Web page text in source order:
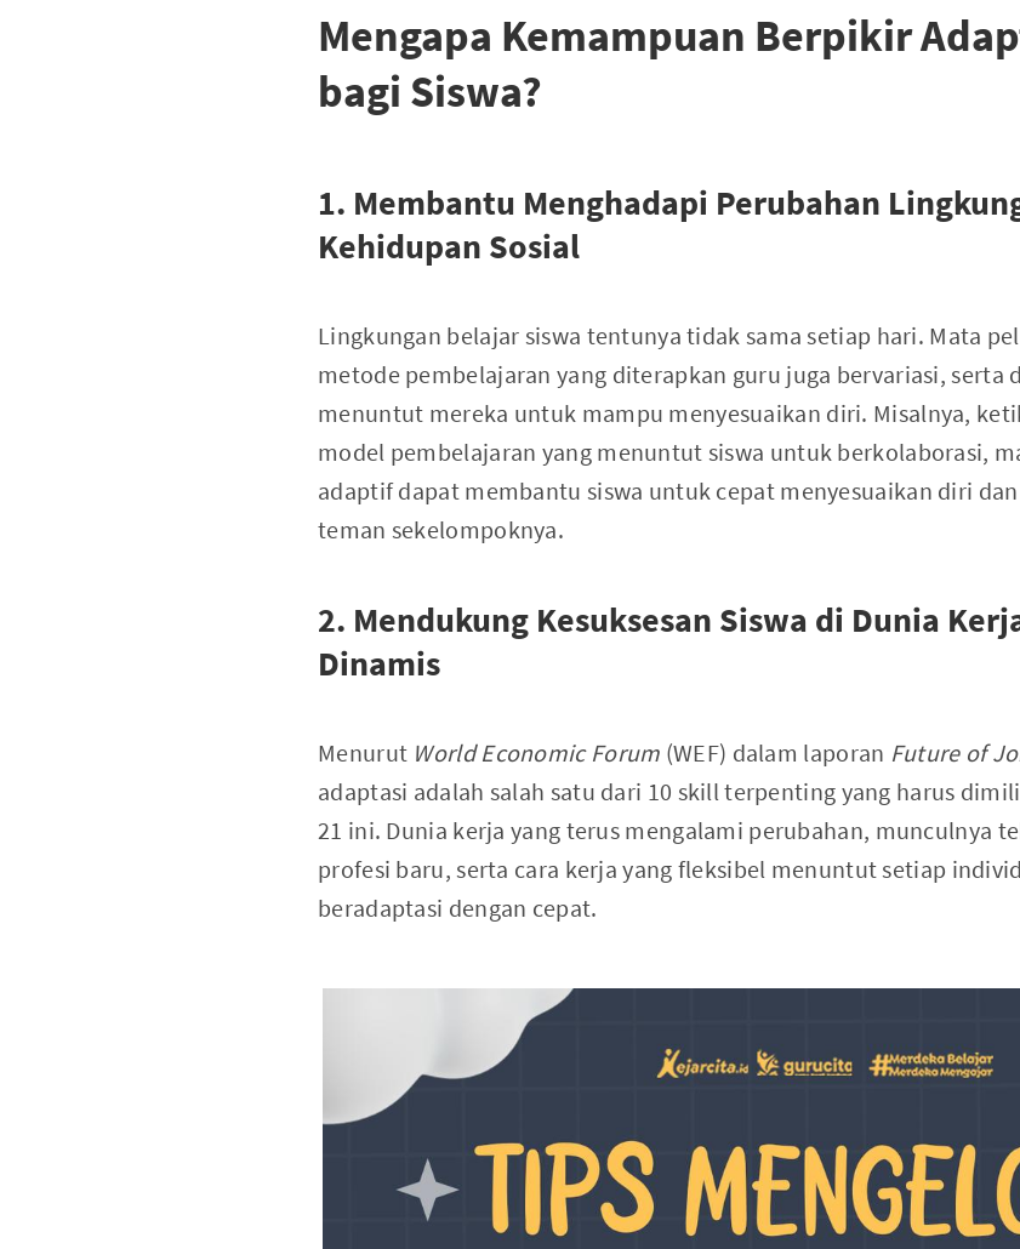
Mengapa Kemampuan Berpikir
bagi Siswa?
1. Membantu Menghadapi Perubahan
Kehidupan Sosial
Lingkungan belajar siswa tentunya tidak sama setiap hari. Mata
metode pembelajaran yang diterapkan guru juga bervariasi, serta
menuntut mereka untuk mampu menyesuaikan diri. Misalnya,
model pembelajaran yang menuntut siswa untuk berkolaborasi,
adaptif dapat membantu siswa untuk cepat menyesuaikan diri
teman sekelompoknya.
2. Mendukung Kesuksesan Siswa di Dunia
Dinamis
Menurut World Economic Forum (WEF) dalam laporan Future of
adaptasi adalah salah satu dari 10 skill terpenting yang harus
21 ini. Dunia kerja yang terus mengalami perubahan, munculnya
profesi baru, serta cara kerja yang fleksibel menuntut setiap
beradaptasi dengan cepat.